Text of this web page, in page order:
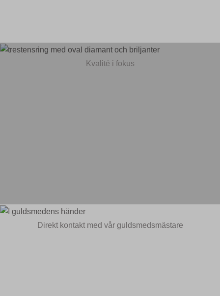
Kvalité i fokus
Direkt kontakt med vår guldsmedsmästare